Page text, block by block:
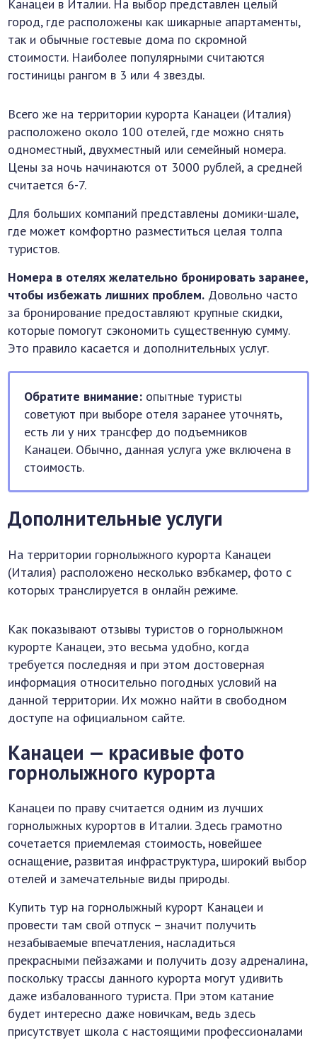
Канацеи в Италии. На выбор представлен целый
город, где расположены как шикарные апартаменты,
так и обычные гостевые дома по скромной
стоимости. Наиболее популярными считаются
гостиницы рангом в 3 или 4 звезды.
Всего же на территории курорта Канацеи (Италия)
расположено около 100 отелей, где можно снять
одноместный, двухместный или семейный номера.
Цены за ночь начинаются от 3000 рублей, а средней
считается 6-7.
Для больших компаний представлены домики-шале,
где может комфортно разместиться целая толпа
туристов.
Номера в отелях желательно бронировать заранее,
чтобы избежать лишних проблем. Довольно часто
за бронирование предоставляют крупные скидки,
которые помогут сэкономить существенную сумму.
Это правило касается и дополнительных услуг.
Обратите внимание: опытные туристы
советуют при выборе отеля заранее уточнять,
есть ли у них трансфер до подъемников
Канацеи. Обычно, данная услуга уже включена в
стоимость.
Дополнительные услуги
На территории горнолыжного курорта Канацеи
(Италия) расположено несколько вэбкамер, фото с
которых транслируется в онлайн режиме.
Как показывают отзывы туристов о горнолыжном
курорте Канацеи, это весьма удобно, когда
требуется последняя и при этом достоверная
информация относительно погодных условий на
данной территории. Их можно найти в свободном
доступе на официальном сайте.
Канацеи — красивые фото
горнолыжного курорта
Канацеи по праву считается одним из лучших
горнолыжных курортов в Италии. Здесь грамотно
сочетается приемлемая стоимость, новейшее
оснащение, развитая инфраструктура, широкий выбор
отелей и замечательные виды природы.
Купить тур на горнолыжный курорт Канацеи и
провести там свой отпуск – значит получить
незабываемые впечатления, насладиться
прекрасными пейзажами и получить дозу адреналина,
поскольку трассы данного курорта могут удивить
даже избалованного туриста. При этом катание
будет интересно даже новичкам, ведь здесь
присутствует школа с настоящими профессионалами